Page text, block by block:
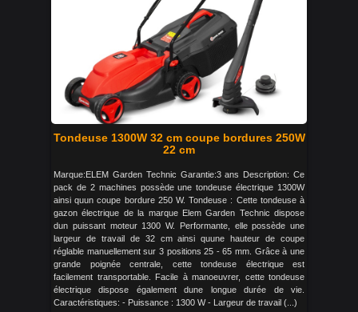
Tondeuse 1300W 32 cm coupe bordures 250W
22 cm
Marque:ELEM Garden Technic Garantie:3 ans Description: Ce
pack de 2 machines possède une tondeuse électrique 1300W
ainsi quun coupe bordure 250 W. Tondeuse : Cette tondeuse à
gazon électrique de la marque Elem Garden Technic dispose
dun puissant moteur 1300 W. Performante, elle possède une
largeur de travail de 32 cm ainsi quune hauteur de coupe
réglable manuellement sur 3 positions 25 - 65 mm. Grâce à une
grande poignée centrale, cette tondeuse électrique est
facilement transportable. Facile à manoeuvrer, cette tondeuse
électrique dispose également dune longue durée de vie.
Caractéristiques: - Puissance : 1300 W - Largeur de travail (...)